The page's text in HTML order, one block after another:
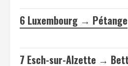
6 Luxembourg → Pétange
7 Esch-sur-Alzette →